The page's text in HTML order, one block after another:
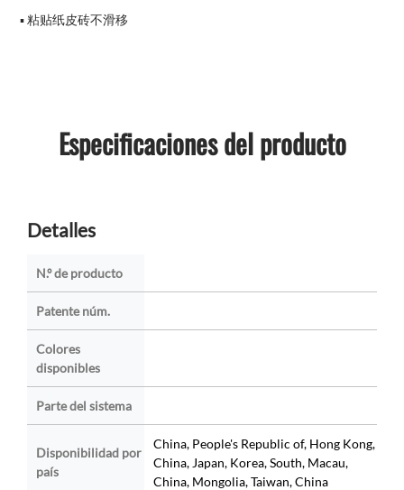
▪ 粘贴纸皮砖不滑移
Especificaciones del producto
Detalles
N.º de producto
Patente núm.
Colores
disponibles
Parte del sistema
Disponibilidad por
país
China, People's Republic of, Hong Kong,
China, Japan, Korea, South, Macau,
China, Mongolia, Taiwan, China